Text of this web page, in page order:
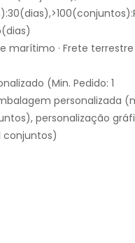
marítimo · Frete terrestre
(Min. Pedido: 1
personalizada
personalização
conjuntos)